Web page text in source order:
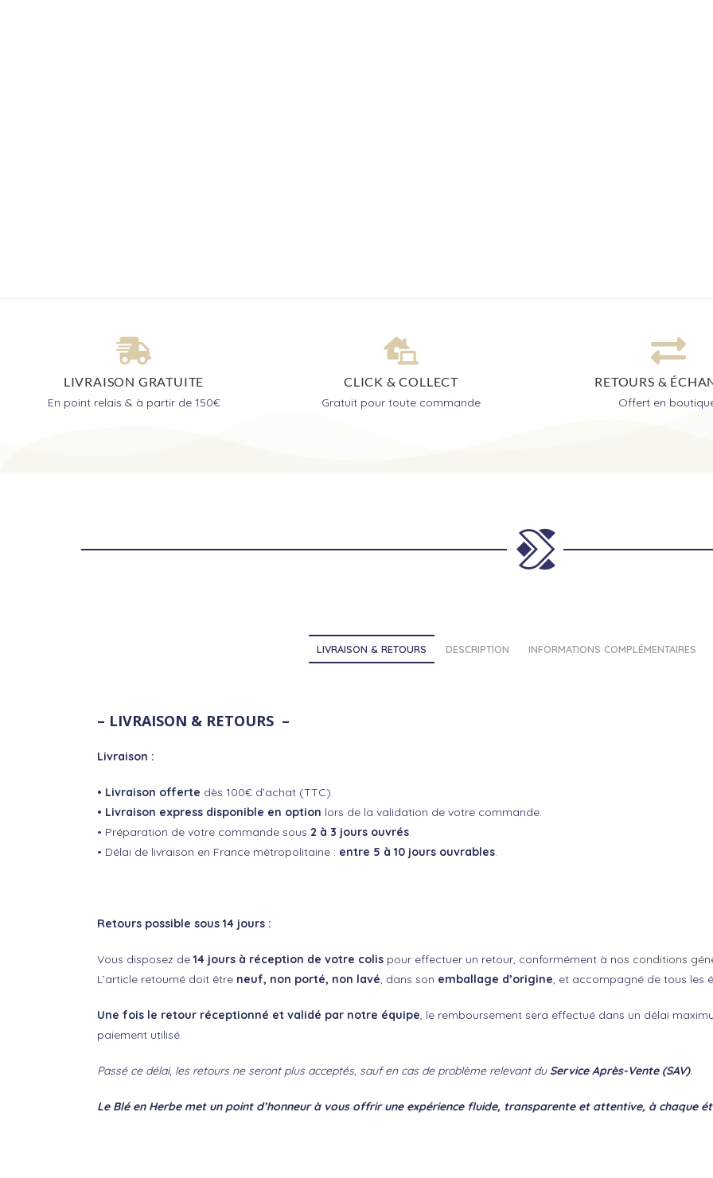
LIVRAISON GRATUITE
En point relais & à partir de 150€
CLICK & COLLECT
Gratuit pour toute commande
RETOURS &
Offert en
LIVRAISON & RETOURS DESCRIPTION INFORMATIONS COMPLÉMENTAIRES
– LIVRAISON & RETOURS –
Livraison :
• Livraison offerte dès 100€ d’achat (TTC).
• Livraison express disponible en option lors de la validation de votre commande.
• Préparation de votre commande sous 2 à 3 jours ouvrés.
• Délai de livraison en France métropolitaine : entre 5 à 10 jours ouvrables.
Retours possible sous 14 jours :
Vous disposez de 14 jours à réception de votre colis pour effectuer un retour, conformément à nos conditions
L’article retourné doit être neuf, non porté, non lavé, dans son emballage d’origine, et accompagné de tous les
Une fois le retour réceptionné et validé par notre équipe, le remboursement sera effectué dans un délai
paiement utilisé.
Passé ce délai, les retours ne seront plus acceptés, sauf en cas de problème relevant du Service Après-Vente (SAV).
Le Blé en Herbe met un point d’honneur à vous offrir une expérience fluide, transparente et attentive, à chaque